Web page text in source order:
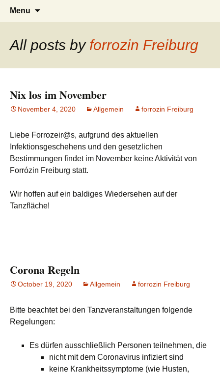
Forrózin Freiburg
Tanzen, Musik und Lebensgefühl für
Breisgau-BrasilianerInnen
Menu
All posts by forrozin Freiburg
Nix los im November
November 4, 2020 Allgemein forrozin Freiburg
Liebe Forrozeir@s, aufgrund des aktuellen
Infektionsgeschehens und den gesetzlichen
Bestimmungen findet im November keine Aktivität von
Forrózin Freiburg statt.
Wir hoffen auf ein baldiges Wiedersehen auf der
Tanzfläche!
Corona Regeln
October 19, 2020 Allgemein forrozin Freiburg
Bitte beachtet bei den Tanzveranstaltungen folgende
Regelungen:
Es dürfen ausschließlich Personen teilnehmen, die
nicht mit dem Coronavirus infiziert sind
keine Krankheitssymptome (wie Husten,